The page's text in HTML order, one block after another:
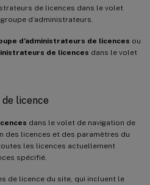
de licences dans le volet
d’administrateurs.
d’administrateurs de licences ou
de licences dans le volet
licence
dans le volet de navigation de
des licences et des paramètres du
les licences actuellement
spécifié.
de licence du site, qui incluent le